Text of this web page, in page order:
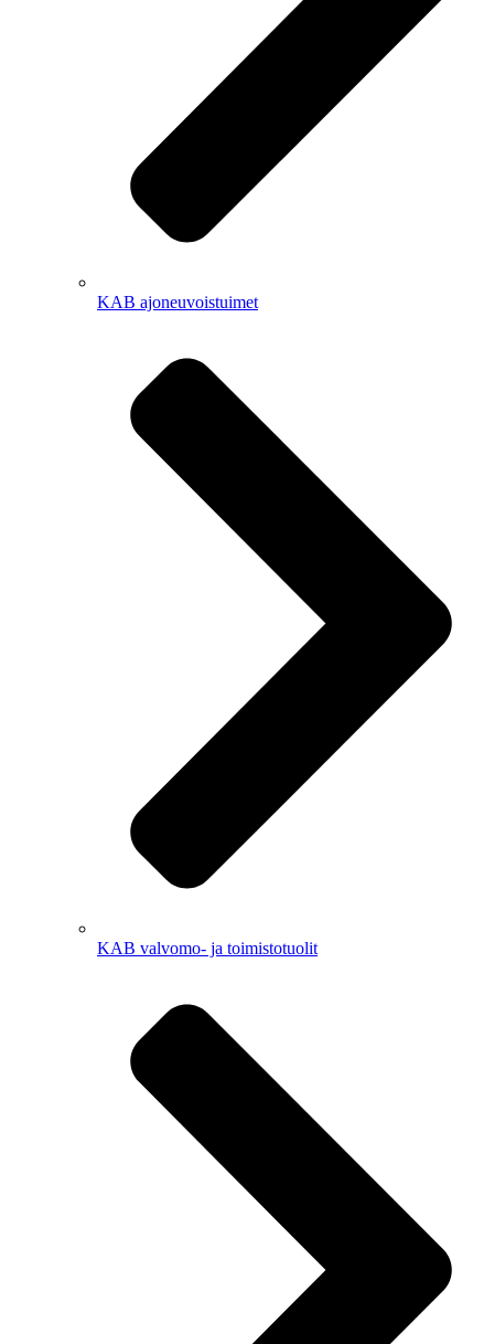
KAB ajoneuvoistuimet
KAB valvomo- ja toimistotuolit